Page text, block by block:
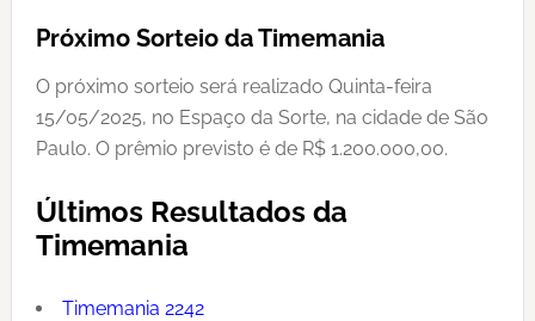
Próximo Sorteio da Timemania
O próximo sorteio será realizado Quinta-feira
15/05/2025, no Espaço da Sorte, na cidade de São
Paulo. O prêmio previsto é de R$ 1.200.000,00.
Últimos Resultados da
Timemania
Timemania 2242